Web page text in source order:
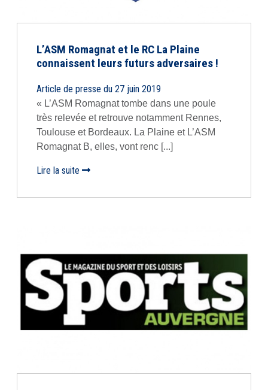
L’ASM Romagnat et le RC La Plaine
connaissent leurs futurs adversaires !
Article de presse du 27 juin 2019
« L’ASM Romagnat tombe dans une poule
très relevée et retrouve notamment Rennes,
Toulouse et Bordeaux. La Plaine et L’ASM
Romagnat B, elles, vont renc [...]
Lire la suite